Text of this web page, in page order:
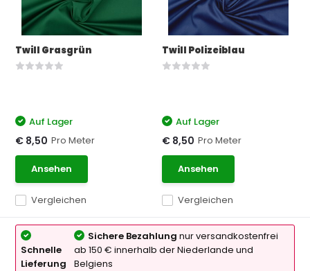
Twill Grasgrün
Vergleichen
Auf Lager
€ 8,50 Pro Meter
Ansehen
Twill Polizeiblau
Vergleichen
Auf Lager
€ 8,50 Pro Meter
Ansehen
Schnelle
Lieferung
Sichere Bezahlung nur versandkostenfrei
ab 150 € innerhalb der Niederlande und
Belgiens